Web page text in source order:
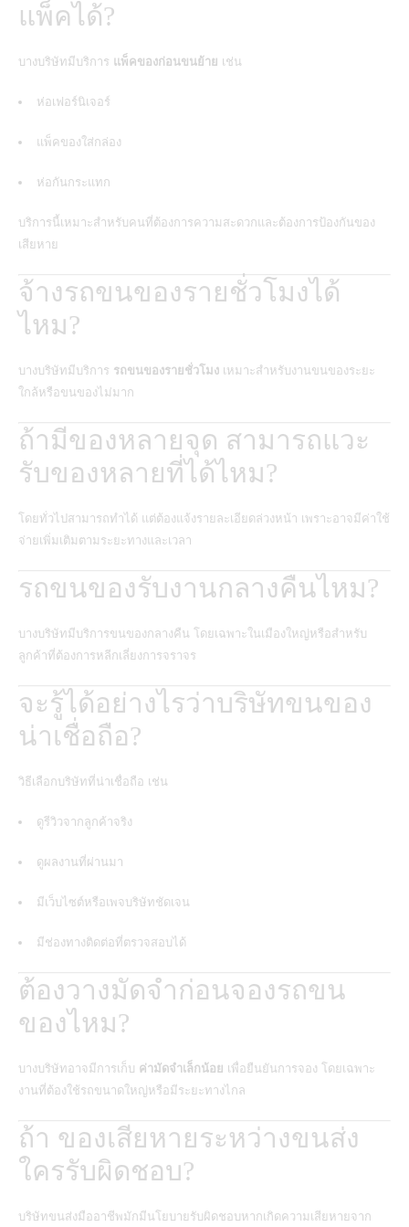
แพ็คได้?
บางบริษัทมีบริการ แพ็คของก่อนขนย้าย เช่น
ห่อเฟอร์นิเจอร์
แพ็คของใส่กล่อง
ห่อกันกระแทก
บริการนี้เหมาะสำหรับคนที่ต้องการความสะดวกและต้องการป้องกันของ
เสียหาย
จ้างรถขนของรายชั่วโมงได้
ไหม?
บางบริษัทมีบริการ รถขนของรายชั่วโมง เหมาะสำหรับงานขนของระยะ
ใกล้หรือขนของไม่มาก
ถ้ามีของหลายจุด สามารถแวะ
รับของหลายที่ได้ไหม?
โดยทั่วไปสามารถทำได้ แต่ต้องแจ้งรายละเอียดล่วงหน้า เพราะอาจมีค่าใช้
จ่ายเพิ่มเติมตามระยะทางและเวลา
รถขนของรับงานกลางคืนไหม?
บางบริษัทมีบริการขนของกลางคืน โดยเฉพาะในเมืองใหญ่หรือสำหรับ
ลูกค้าที่ต้องการหลีกเลี่ยงการจราจร
จะรู้ได้อย่างไรว่าบริษัทขนของ
น่าเชื่อถือ?
วิธีเลือกบริษัทที่น่าเชื่อถือ เช่น
ดูรีวิวจากลูกค้าจริง
ดูผลงานที่ผ่านมา
มีเว็บไซต์หรือเพจบริษัทชัดเจน
มีช่องทางติดต่อที่ตรวจสอบได้
ต้องวางมัดจำก่อนจองรถขน
ของไหม?
บางบริษัทอาจมีการเก็บ ค่ามัดจำเล็กน้อย เพื่อยืนยันการจอง โดยเฉพาะ
งานที่ต้องใช้รถขนาดใหญ่หรือมีระยะทางไกล
ถ้า ของเสียหายระหว่างขนส่ง
ใครรับผิดชอบ?
บริษัทขนส่งมืออาชีพมักมีนโยบายรับผิดชอบหากเกิดความเสียหายจาก